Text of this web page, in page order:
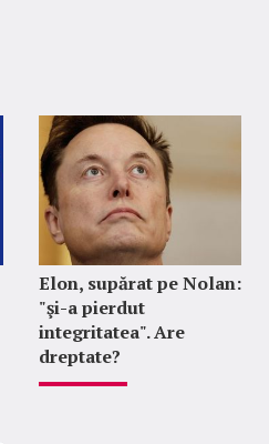
Elon, supărat pe Nolan:
"şi-a pierdut
integritatea". Are
dreptate?